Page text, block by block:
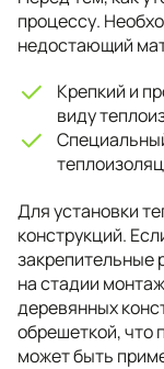
процессу.
недостающий
Крепкий и
виду
Для установки
конструкций.
закрепительные
на стадии
деревянных
обрешеткой, что
может быть